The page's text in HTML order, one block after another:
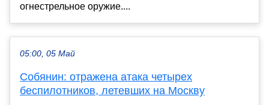
огнестрельное оружие....
05:00, 05 Май
Собянин: отражена атака четырех
беспилотников, летевших на Москву